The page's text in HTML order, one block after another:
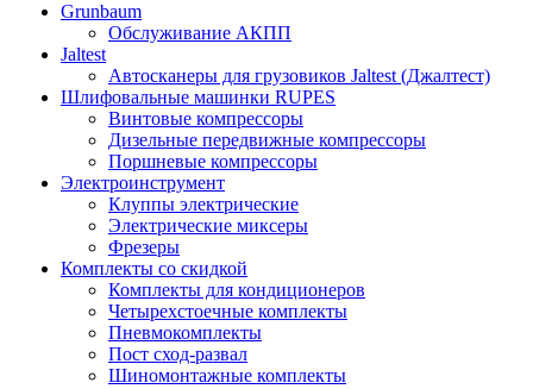
Grunbaum
Обслуживание АКПП
Jaltest
Автосканеры для грузовиков Jaltest (Джалтест)
Шлифовальные машинки RUPES
Винтовые компрессоры
Дизельные передвижные компрессоры
Поршневые компрессоры
Электроинструмент
Клуппы электрические
Электрические миксеры
Фрезеры
Комплекты со скидкой
Комплекты для кондиционеров
Четырехстоечные комплекты
Пневмокомплекты
Пост сход-развал
Шиномонтажные комплекты